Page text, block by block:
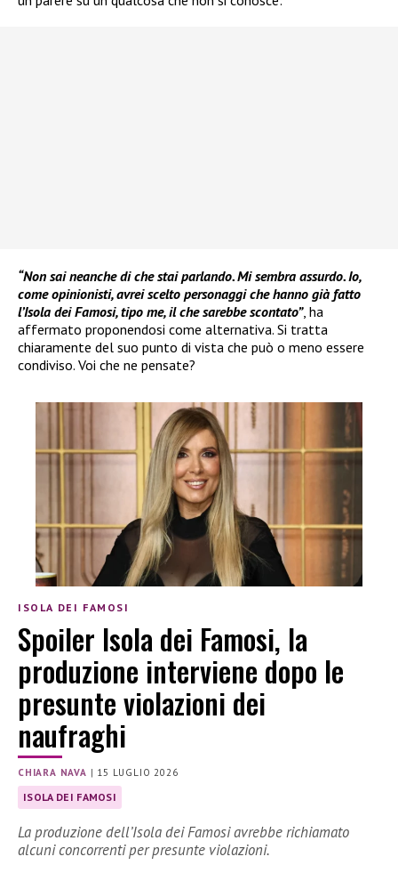
“Non sai neanche di che stai parlando. Mi sembra assurdo. Io,
come opinionisti, avrei scelto personaggi che hanno già fatto
l’Isola dei Famosi, tipo me, il che sarebbe scontato”, ha
affermato proponendosi come alternativa. Si tratta
chiaramente del suo punto di vista che può o meno essere
condiviso. Voi che ne pensate?
ISOLA DEI FAMOSI
Spoiler Isola dei Famosi, la
produzione interviene dopo le
presunte violazioni dei
naufraghi
CHIARA NAVA | 15 LUGLIO 2026
ISOLA DEI FAMOSI
La produzione dell’Isola dei Famosi avrebbe richiamato
alcuni concorrenti per presunte violazioni.